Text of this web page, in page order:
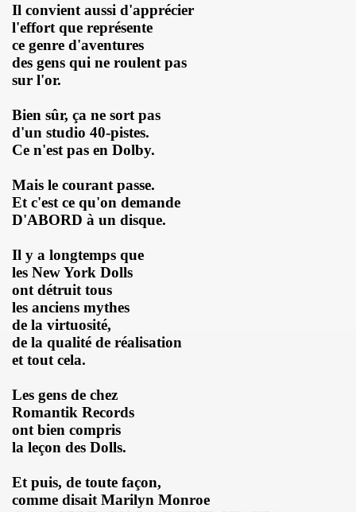
Il convient aussi d'apprécier
l'effort que représente
ce genre d'aventures
des gens qui ne roulent pas
sur l'or.
Bien sûr, ça ne sort pas
d'un studio 40-pistes.
Ce n'est pas en Dolby.
Mais le courant passe.
Et c'est ce qu'on demande
D'ABORD à un disque.
Il y a longtemps que
les New York Dolls
ont détruit tous
les anciens mythes
de la virtuosité,
de la qualité de réalisation
et tout cela.
Les gens de chez
Romantik Records
ont bien compris
la leçon des Dolls.
Et puis, de toute façon,
comme disait Marilyn Monroe
de MARIE FRANCE (realise et compose par
VICTOR dans "Tribu Move" (octobre 2019) pour
dans "ROCKFOLKsvp" (novembre 2019), par
textes de PATRICK LOISEAU, produit par RENAUD) de
album "Tendre assassine" dans le mensuel "Causeur"
15 septembre 2019 a Paris pour la promotion de son
de vague à l'âme", "Tendre assassine") le 10 juillet
16 juillet 2019 a Paris pour son miniconcert "Tendre
concert le 27 juin 2019 a la Maroquinerie (Paris) :
ses trois premiers concerts, les 29 mars + 4 et 5 avril
album solo de YAROL POUPAUD.
concert") : chronique de son album "J'ai quelque